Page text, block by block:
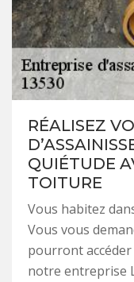
RÉALISEZ
QUIÉTUDE
TOITURE
Vous habitez
Vous vous
pourront
notre entreprise